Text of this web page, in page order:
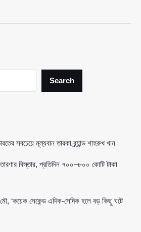
Search
সবচেয়ে মূল্যবান তারকা ব্র্যান্ড শাহরুখ খান
বিস্তার, প্রতিদিন ৭০০–৮০০ কোটি টাকা
‘কয়েক সেকেন্ড এদিক-সেদিক হলে বড় কিছু ঘটে